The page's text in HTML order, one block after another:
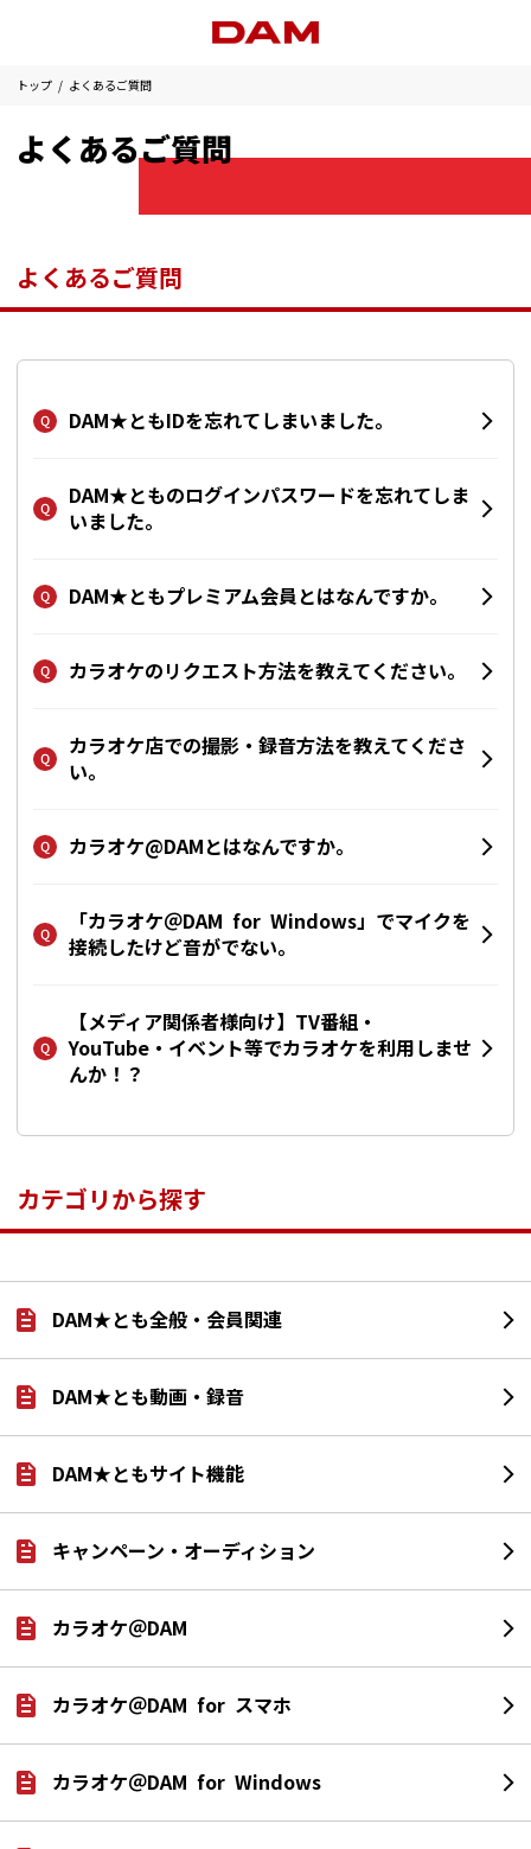
トップ よくあるご質問
よくあるご質問
よくあるご質問
DAM★ともIDを忘れてしまいました。
DAM★とものログインパスワードを忘れてしま
いました。
DAM★ともプレミアム会員とはなんですか。
カラオケのリクエスト方法を教えてください。
カラオケ店での撮影・録音方法を教えてくださ
い。
カラオケ@DAMとはなんですか。
「カラオケ＠DAM for Windows」でマイクを
接続したけど音がでない。
【メディア関係者様向け】TV番組・
YouTube・イベント等でカラオケを利用しませ
んか！？
カテゴリから探す
DAM★とも全般・会員関連
DAM★とも動画・録音
DAM★ともサイト機能
キャンペーン・オーディション
カラオケ＠DAM
カラオケ＠DAM for スマホ
カラオケ＠DAM for Windows